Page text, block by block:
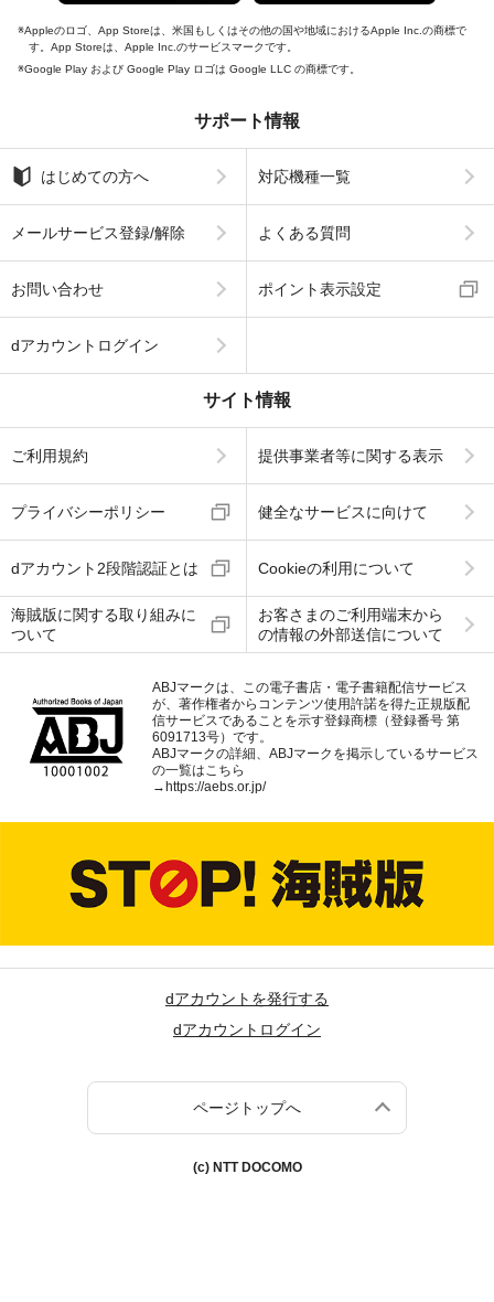
Appleのロゴ、App Storeは、米国もしくはその他の国や地域におけるApple Inc.の商標で
す。App Storeは、Apple Inc.のサービスマークです。
Google Play および Google Play ロゴは Google LLC の商標です。
サポート情報
はじめての方へ 対応機種一覧
メールサービス登録/解除 よくある質問
お問い合わせ ポイント表示設定
dアカウントログイン
サイト情報
ご利用規約 提供事業者等に関する表示
プライバシーポリシー 健全なサービスに向けて
dアカウント2段階認証とは Cookieの利用について
海賊版に関する取り組みに
ついて
お客さまのご利用端末から
の情報の外部送信について
ABJマークは、この電子書店・電子書籍配信サービス
が、著作権者からコンテンツ使用許諾を得た正規版配
信サービスであることを示す登録商標（登録番号 第
6091713号）です。
ABJマークの詳細、ABJマークを掲示しているサービス
の一覧はこちら
→ https://aebs.or.jp/
dアカウントを発行する
dアカウントログイン
ページトップへ
(c) NTT DOCOMO